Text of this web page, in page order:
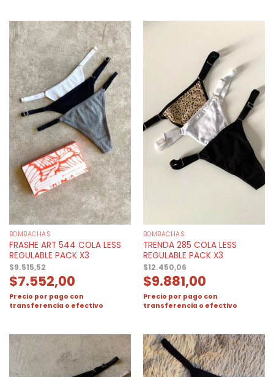
BOMBACHAS
FRASHE ART 544 COLA LESS
REGULABLE PACK X3
$9.515,52
$7.552,00
Precio por pago con
transferencia o efectivo
BOMBACHAS
TRENDA 285 COLA LESS
REGULABLE PACK X3
$12.450,06
$9.881,00
Precio por pago con
transferencia o efectivo